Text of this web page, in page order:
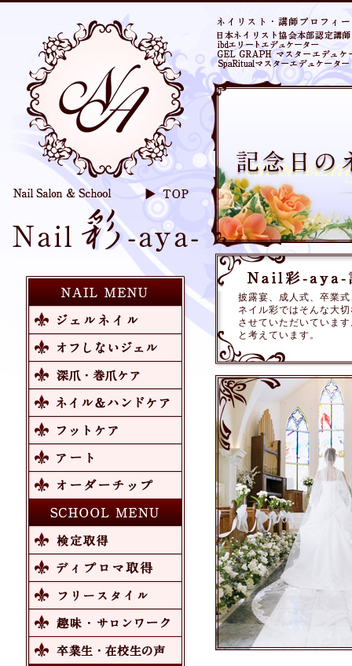
披露宴、成人式、卒業
ネイル彩ではそんな大
させていただいていま
と考えています。